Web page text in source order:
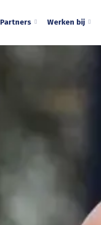
Partners Werken bij